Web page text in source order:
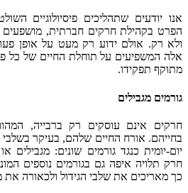
אנו יודעים שתהליכים פיסיולוגיים
הפרט בקהילת חרקים חברתית, מושפעים
ולא רק. אולם ידוע רק מעט על אופן
אלה המשפיעים על תוחלת החיים של כל
מתוקף תפקידו.
גורמים מגבילים
חרקים אינם עוסקים רק ברבייה,
בחייהם. אורח החיים שלהם, בעיקר
יום-יומית כנגד גורמים שונים:
חרק תלויה איפה גם בגורמים נוספים
כך מאריכים את שלבי הגידול ולכאורה